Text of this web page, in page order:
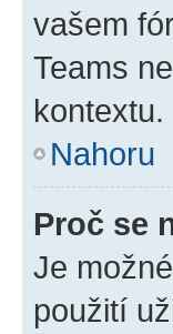
vašem
Teams
kontextu.
Nahoru
Proč se
Je
použití